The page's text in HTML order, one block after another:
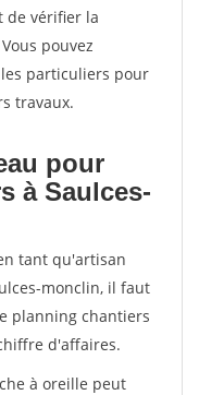
de vérifier la
pouvez
particuliers pour
travaux.
pour
à Saulces-
tant qu'artisan
monclin, il faut
planning chantiers
d'affaires.
à oreille peut